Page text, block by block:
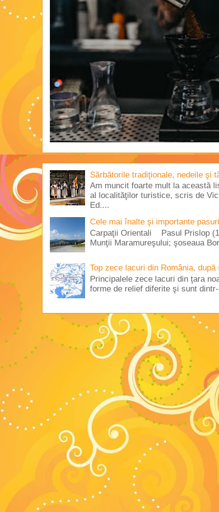
Sărbătorile tradiţionale, nedeile şi
Am muncit foarte mult la această
al localităţilor turistice, scris de
Ed....
Cele mai înalte şi importante
Carpaţii Orientali Pasul Prislop
Munţii Maramureşului; şoseaua
Top zece lacuri din România, după
Principalele zece lacuri din ţara
forme de relief diferite şi sunt